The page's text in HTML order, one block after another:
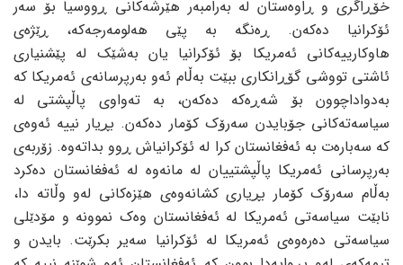
خۆڕاگری و ڕاوەستان لە بەرامبەر هێرشەکانی ڕووسیا بۆ سەر
ئۆکرانیا دەکەن. ڕەنگە بە پێی هەلومەرجەکە، ڕێژەی
هاوکارییەکانی ئەمریکا بۆ ئۆکرانیا یان بەشێک لە پێشنیاری
ئاشتی تووشی گۆڕانکاری ببێت بەڵام ئەو بەرپرسانەی ئەمریکا کە
بەدواداچوون بۆ شەڕەکە دەکەن، بە تەواوی پاڵپشتی لە
سیاسەتەکانی جۆبایدن سەرۆک کۆمار دەکەن. بڕیار نییە ئەوەی
کە سەبارەت بە ئەفغانستان کرا لە ئۆکرانیاش ڕوو بداتەوە. زۆربەی
بەرپرسانی ئەمریکا پاڵپشتییان لە مانەوە لە ئەفغانستان دەکرد
بەڵام سەرۆک کۆمار بڕیاری کشانەوەی هێزەکانی لەو وڵاتە دا،
نابێت سیاسەتی ئەمریکا لە ئەفغانستان وەک نموونە و مۆدێلی
سیاسەتی دەرەوەی ئەمریکا لە ئۆکرانیا سەیر بکرێت. بایدن و